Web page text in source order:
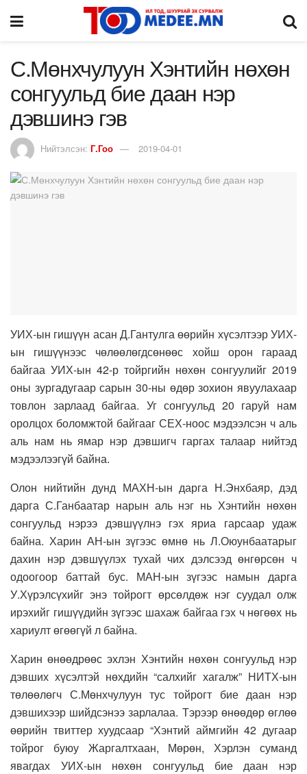
С.Мөнхчулуун Хэнтийн нөхөн
сонгуульд бие даан нэр
дэвшинэ гэв
Нийтэлсэн: Г.Гоо 2019-04-01
УИХ-ын гишүүн асан Д.Гантулга өөрийн хүсэлтээр УИХ-
ын гишүүнээс чөлөөлөгдсөнөөс хойш орон гараад
байгаа УИХ-ын 42-р тойргийн нөхөн сонгуулийг 2019
оны зургадугаар сарын 30-ны өдөр зохион явуулахаар
товлон зарлаад байгаа. Уг сонгуульд 20 гаруй нам
оролцох боломжтой байгааг СЕХ-ноос мэдээлсэн ч аль
аль нам нь ямар нэр дэвшигч гаргах талаар нийтэд
мэдээлээгүй байна.
Олон нийтийн дунд МАХН-ын дарга Н.Энхбаяр, дэд
дарга С.Ганбаатар нарын аль нэг нь Хэнтийн нөхөн
сонгуульд нэрээ дэвшүүлнэ гэх яриа гарсаар удаж
байна. Харин АН-ын зүгээс өмнө нь Л.Оюунбаатарыг
дахин нэр дэвшүүлэх тухай чих дэлсээд өнгөрсөн ч
одоогоор баттай бус. МАН-ын зүгээс намын дарга
У.Хүрэлсүхийг энэ тойрогт өрсөлдөж нэг суудал олж
ирэхийг гишүүдийн зүгээс шахаж байгаа гэх ч нөгөөх нь
хариулт өгөөгүй л байна.
Харин өнөөдрөөс эхлэн Хэнтийн нөхөн сонгуульд нэр
дэвших хүсэлтэй нөхдийн “салхийг хагалж” НИТХ-ын
төлөөлөгч С.Мөнхчулуун тус тойрогт бие даан нэр
дэвшихээр шийдсэнээ зарлалаа. Тэрээр өнөөдөр өглөө
өөрийн твиттер хуудсаар “Хэнтий аймгийн 42 дугаар
тойрог буюу Жаргалтхаан, Мөрөн, Хэрлэн суманд
явагдах УИХ-ын нөхөн сонгуульд бие даан нэр